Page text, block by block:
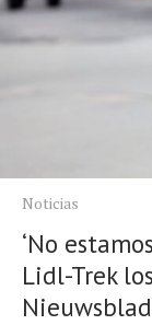
Noticias
‘No
Lidl-Trek
Nieuwsblad